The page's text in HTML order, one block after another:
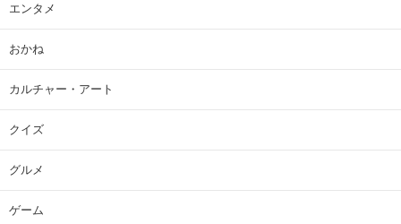
エンタメ
おかね
カルチャー・アート
クイズ
グルメ
ゲーム